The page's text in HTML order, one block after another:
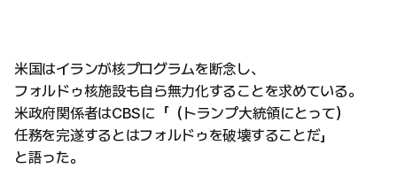
米国はイランが核プログラムを断念し、
フォルドゥ核施設も自ら無力化することを求めている。
米政府関係者はCBSに「（トランプ大統領にとって）
任務を完遂するとはフォルドゥを破壊することだ」
と語った。